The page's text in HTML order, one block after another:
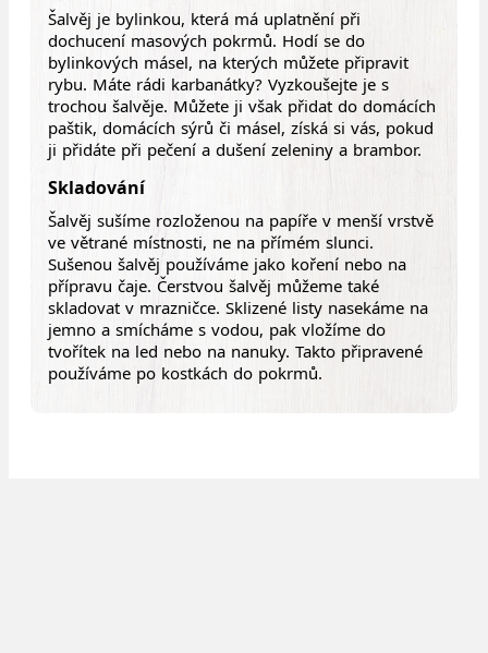
Šalvěj je bylinkou, která má uplatnění při
dochucení masových pokrmů. Hodí se do
bylinkových másel, na kterých můžete připravit
rybu. Máte rádi karbanátky? Vyzkoušejte je s
trochou šalvěje. Můžete ji však přidat do domácích
paštik, domácích sýrů či másel, získá si vás, pokud
ji přidáte při pečení a dušení zeleniny a brambor.
Skladování
Šalvěj sušíme rozloženou na papíře v menší vrstvě
ve větrané místnosti, ne na přímém slunci.
Sušenou šalvěj používáme jako koření nebo na
přípravu čaje. Čerstvou šalvěj můžeme také
skladovat v mrazničce. Sklizené listy nasekáme na
jemno a smícháme s vodou, pak vložíme do
tvořítek na led nebo na nanuky. Takto připravené
používáme po kostkách do pokrmů.